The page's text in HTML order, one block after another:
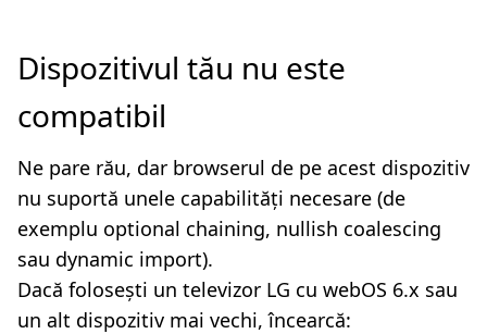
Dispozitivul tău nu este
compatibil
Ne pare rău, dar browserul de pe acest dispozitiv
nu suportă unele capabilități necesare (de
exemplu optional chaining, nullish coalescing
sau dynamic import).
Dacă folosești un televizor LG cu webOS 6.x sau
un alt dispozitiv mai vechi, încearcă: